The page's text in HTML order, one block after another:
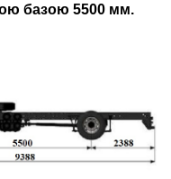
базою 5500 мм.